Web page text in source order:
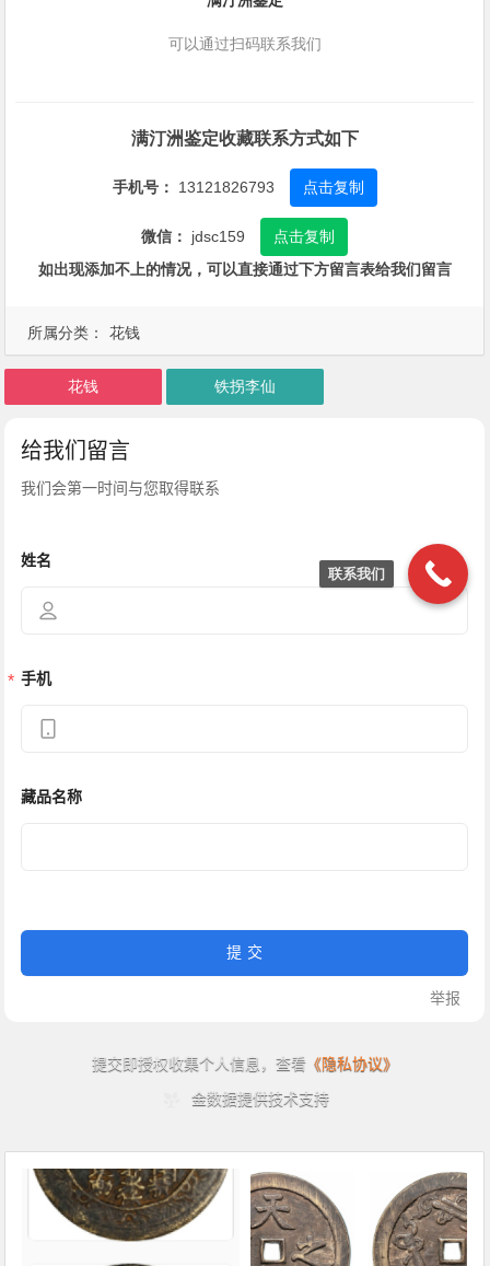
所属分类： 花钱
可以通过扫码联系我们
满汀洲鉴定收藏联系方式如下
手机号： 13121826793 点击复制
微信： jdsc159
点击复制
如出现添加不上的情况，可以直接通过下方留言表给我们留言
花钱 铁拐李仙
联系我们